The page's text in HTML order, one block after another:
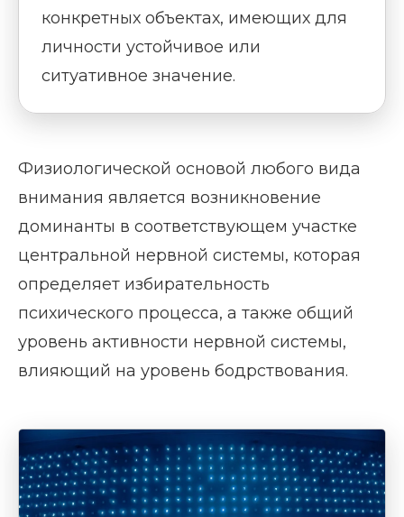
конкретных объектах, имеющих для
личности устойчивое или
ситуативное значение.
Физиологической основой любого вида
внимания является возникновение
доминанты в соответствующем участке
центральной нервной системы, которая
определяет избирательность
психического процесса, а также общий
уровень активности нервной системы,
влияющий на уровень бодрствования.